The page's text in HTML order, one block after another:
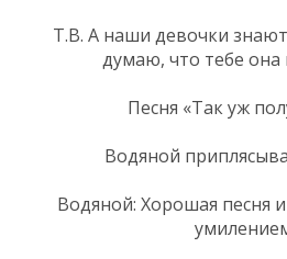
Т.В. А наши девочки
думаю, что тебе она
Песня «Так уж
Водяной
Водяной: Хорошая песня